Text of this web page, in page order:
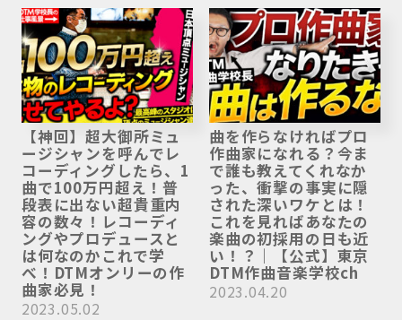
【神回】超大御所ミュ
ージシャンを呼んでレ
コーディングしたら、1
曲で100万円超え！普
段表に出ない超貴重内
容の数々！レコーディ
ングやプロデュースと
は何なのかこれで学
べ！DTMオンリーの作
曲家必見！
2023.05.02
曲を作らなければプロ
作曲家になれる？今ま
で誰も教えてくれなか
った、衝撃の事実に隠
された深いワケとは！
これを見ればあなたの
楽曲の初採用の日も近
い！？｜【公式】東京
DTM作曲音楽学校ch
2023.04.20